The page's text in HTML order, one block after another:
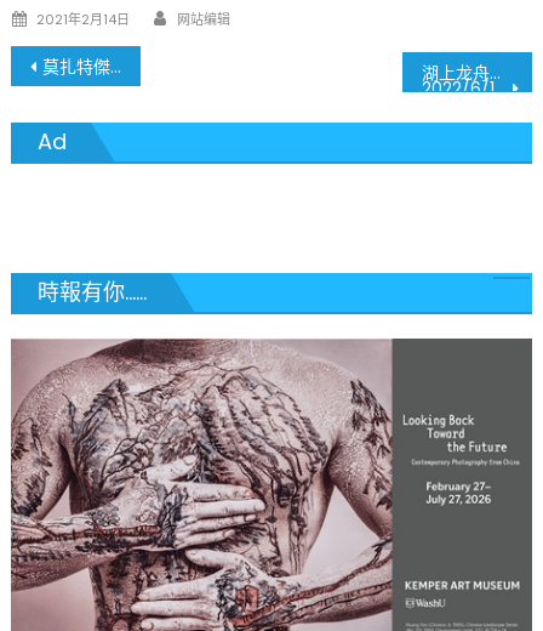
Posted
on
2021年2月14日 Author
网站编辑
文
章
導
莫扎特傑作 – 魔笛 The Magic Flute 湖上龙舟争竞渡，劈浪飞桡斗欲先
2022/6/18 圣路易中文学校龙舟赛纪事
Ad
時報有你......